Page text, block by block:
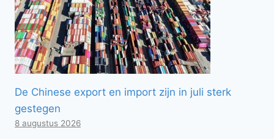
De Chinese export en import zijn in juli sterk
gestegen
8 augustus 2026